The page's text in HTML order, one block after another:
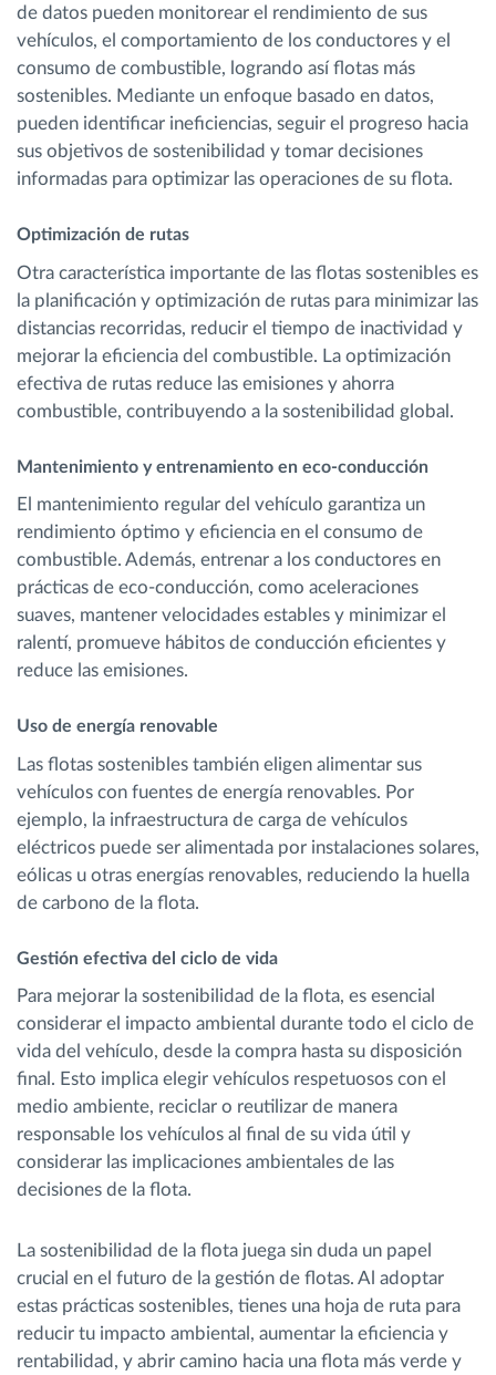
de datos pueden monitorear el rendimiento de sus
vehículos, el comportamiento de los conductores y el
consumo de combustible, logrando así flotas más
sostenibles. Mediante un enfoque basado en datos,
pueden identificar ineficiencias, seguir el progreso hacia
sus objetivos de sostenibilidad y tomar decisiones
informadas para optimizar las operaciones de su flota.
Optimización de rutas
Otra característica importante de las flotas sostenibles es
la planificación y optimización de rutas para minimizar las
distancias recorridas, reducir el tiempo de inactividad y
mejorar la eficiencia del combustible. La optimización
efectiva de rutas reduce las emisiones y ahorra
combustible, contribuyendo a la sostenibilidad global.
Mantenimiento y entrenamiento en eco-conducción
El mantenimiento regular del vehículo garantiza un
rendimiento óptimo y eficiencia en el consumo de
combustible. Además, entrenar a los conductores en
prácticas de eco-conducción, como aceleraciones
suaves, mantener velocidades estables y minimizar el
ralentí, promueve hábitos de conducción eficientes y
reduce las emisiones.
Uso de energía renovable
Las flotas sostenibles también eligen alimentar sus
vehículos con fuentes de energía renovables. Por
ejemplo, la infraestructura de carga de vehículos
eléctricos puede ser alimentada por instalaciones solares,
eólicas u otras energías renovables, reduciendo la huella
de carbono de la flota.
Gestión efectiva del ciclo de vida
Para mejorar la sostenibilidad de la flota, es esencial
considerar el impacto ambiental durante todo el ciclo de
vida del vehículo, desde la compra hasta su disposición
final. Esto implica elegir vehículos respetuosos con el
medio ambiente, reciclar o reutilizar de manera
responsable los vehículos al final de su vida útil y
considerar las implicaciones ambientales de las
decisiones de la flota.
La sostenibilidad de la flota juega sin duda un papel
crucial en el futuro de la gestión de flotas. Al adoptar
estas prácticas sostenibles, tienes una hoja de ruta para
reducir tu impacto ambiental, aumentar la eficiencia y
rentabilidad, y abrir camino hacia una flota más verde y